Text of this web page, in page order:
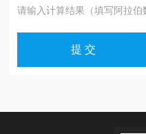
请输入计算结果（填写阿拉